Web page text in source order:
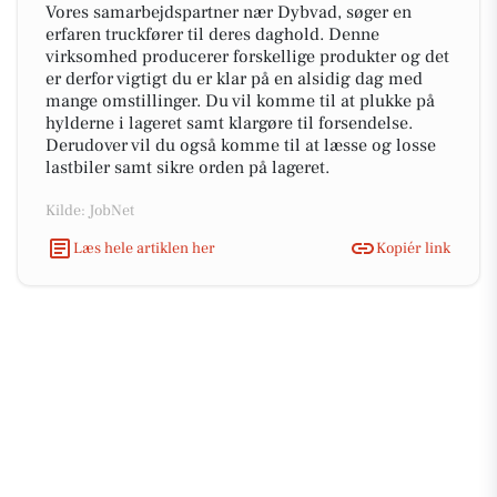
Vores samarbejdspartner nær Dybvad, søger en
erfaren truckfører til deres daghold. Denne
virksomhed producerer forskellige produkter og det
er derfor vigtigt du er klar på en alsidig dag med
mange omstillinger. Du vil komme til at plukke på
hylderne i lageret samt klargøre til forsendelse.
Derudover vil du også komme til at læsse og losse
lastbiler samt sikre orden på lageret.
Kilde: JobNet
Læs hele artiklen her
Kopiér link